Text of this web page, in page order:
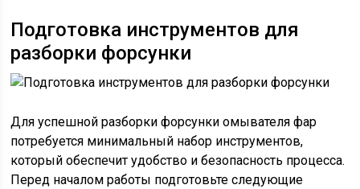
Подготовка инструментов для
разборки форсунки
Для успешной разборки форсунки омывателя фар
потребуется минимальный набор инструментов,
который обеспечит удобство и безопасность процесса.
Перед началом работы подготовьте следующие